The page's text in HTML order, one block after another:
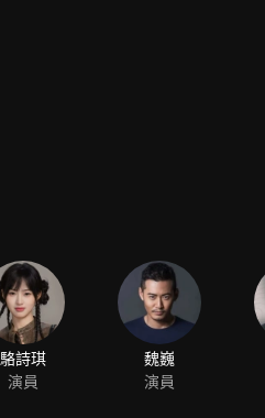
駱詩琪
演員
魏巍
演員